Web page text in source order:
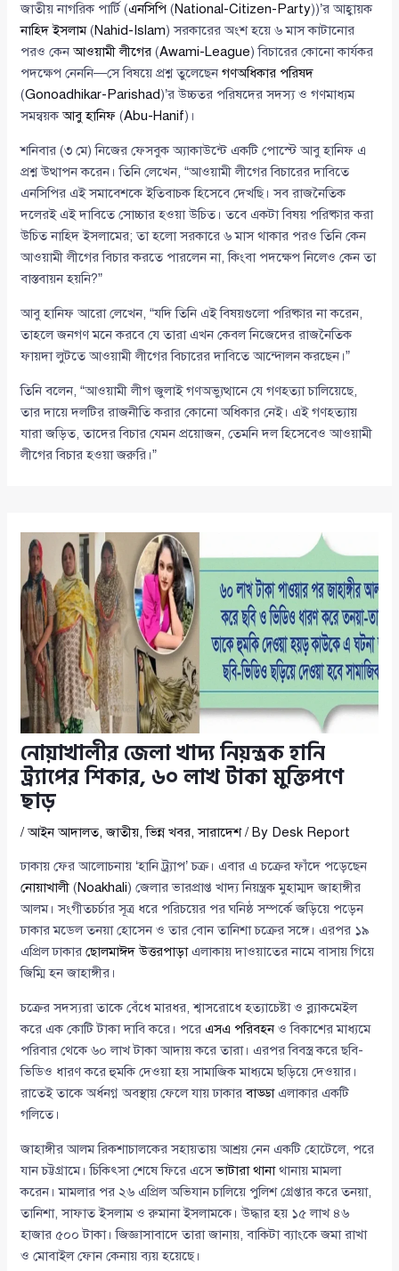
জাতীয় নাগরিক পার্টি (এনসিপি (National-Citizen-Party))’র আহ্বায়ক
নাহিদ ইসলাম(Nahid-Islam) সরকারের অংশ হয়ে ৬ মাস কাটানোর
পরও কেনআওয়ামী লীগের (Awami-League) বিচারের কোনো কার্যকর
পদক্ষেপ নেননি—সে বিষয়ে প্রশ্ন তুলেছেনগণঅধিকার পরিষদ
(Gonoadhikar-Parishad)’র উচ্চতর পরিষদের সদস্য ও গণমাধ্যম
সমন্বয়কআবু হানিফ (Abu-Hanif)।
শনিবার (৩ মে) নিজের ফেসবুক অ্যাকাউন্টে একটি পোস্টে আবু হানিফ এ
প্রশ্ন উত্থাপন করেন। তিনি লেখেন, “আওয়ামী লীগের বিচারের দাবিতে
এনসিপির এই সমাবেশকে ইতিবাচক হিসেবে দেখছি। সব রাজনৈতিক
দলেরই এই দাবিতে সোচ্চার হওয়া উচিত। তবে একটা বিষয় পরিষ্কার করা
উচিত নাহিদ ইসলামের; তা হলো সরকারে ৬ মাস থাকার পরও তিনি কেন
আওয়ামী লীগের বিচার করতে পারলেন না, কিংবা পদক্ষেপ নিলেও কেন তা
বাস্তবায়ন হয়নি?”
আবু হানিফ আরো লেখেন, “যদি তিনি এই বিষয়গুলো পরিষ্কার না করেন,
তাহলে জনগণ মনে করবে যে তারা এখন কেবল নিজেদের রাজনৈতিক
ফায়দা লুটতে আওয়ামী লীগের বিচারের দাবিতে আন্দোলন করছেন।”
তিনি বলেন, “আওয়ামী লীগ জুলাই গণঅভ্যুত্থানে যে গণহত্যা চালিয়েছে,
তার দায়ে দলটির রাজনীতি করার কোনো অধিকার নেই। এই গণহত্যায়
যারা জড়িত, তাদের বিচার যেমন প্রয়োজন, তেমনি দল হিসেবেও আওয়ামী
লীগের বিচার হওয়া জরুরি।”
নোয়াখালীর জেলা খাদ্য নিয়ন্ত্রক হানি
ট্র্যাপের শিকার, ৬০ লাখ টাকা মুক্তিপণে
ছাড়
/আইন আদালত,জাতীয়,ভিন্ন খবর,সারাদেশ/ By Desk Report
ঢাকায় ফের আলোচনায় ‘হানি ট্র্যাপ’ চক্র। এবার এ চক্রের ফাঁদে পড়েছেন
নোয়াখালী (Noakhali) জেলার ভারপ্রাপ্ত খাদ্য নিয়ন্ত্রক মুহাম্মদ জাহাঙ্গীর
আলম। সংগীতচর্চার সূত্র ধরে পরিচয়ের পর ঘনিষ্ঠ সম্পর্কে জড়িয়ে পড়েন
ঢাকার মডেল তনয়া হোসেন ও তার বোন তানিশা চক্রের সঙ্গে। এরপর ১৯
এপ্রিল ঢাকারছোলমাঈদ উত্তরপাড়াএলাকায় দাওয়াতের নামে বাসায় গিয়ে
জিম্মি হন জাহাঙ্গীর।
চক্রের সদস্যরা তাকে বেঁধে মারধর, শ্বাসরোধে হত্যাচেষ্টা ও ব্ল্যাকমেইল
করে এক কোটি টাকা দাবি করে। পরেএসএ পরিবহনও বিকাশের মাধ্যমে
পরিবার থেকে ৬০ লাখ টাকা আদায় করে তারা। এরপর বিবস্ত্র করে ছবি-
ভিডিও ধারণ করে হুমকি দেওয়া হয় সামাজিক মাধ্যমে ছড়িয়ে দেওয়ার।
রাতেই তাকে অর্ধনগ্ন অবস্থায় ফেলে যায় ঢাকারবাড্ডাএলাকার একটি
গলিতে।
জাহাঙ্গীর আলম রিকশাচালকের সহায়তায় আশ্রয় নেন একটি হোটেলে, পরে
যান চট্টগ্রামে। চিকিৎসা শেষে ফিরে এসেভাটারা থানাথানায় মামলা
করেন। মামলার পর ২৬ এপ্রিল অভিযান চালিয়ে পুলিশ গ্রেপ্তার করে তনয়া,
তানিশা, সাফাত ইসলাম ও রুমানা ইসলামকে। উদ্ধার হয় ১৫ লাখ ৪৬
হাজার ৫০০ টাকা। জিজ্ঞাসাবাদে তারা জানায়, বাকিটা ব্যাংকে জমা রাখা
ও মোবাইল ফোন কেনায় ব্যয় হয়েছে।